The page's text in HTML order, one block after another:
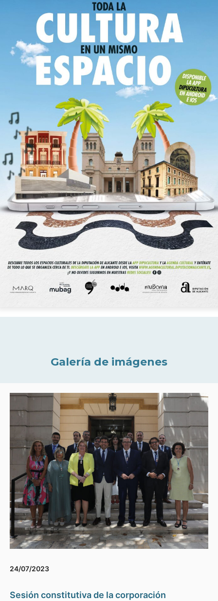
Galería de imágenes
24/07/2023
Sesión constitutiva de la corporación